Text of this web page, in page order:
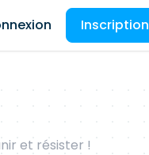
Inscription
et résister !